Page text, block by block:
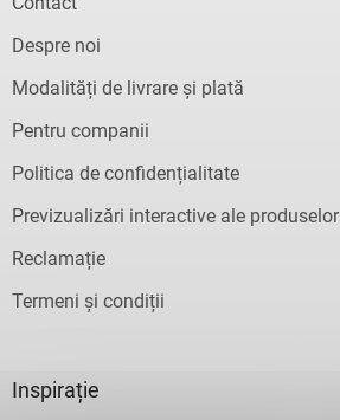
Despre noi
Modalități de livrare și plată
Pentru companii
Politica de confidențialitate
Previzualizări interactive ale produselor
Reclamație
Termeni și condiții
Inspirație